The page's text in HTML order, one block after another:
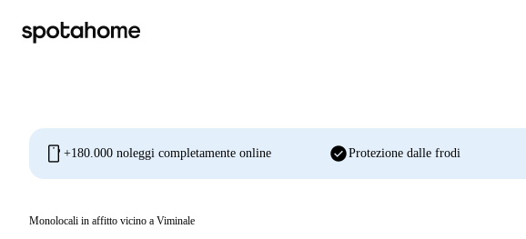
mobile +180.000 noleggi completamente online check_circleProtezione dalle frodi
Monolocali in affitto vicino a Viminale